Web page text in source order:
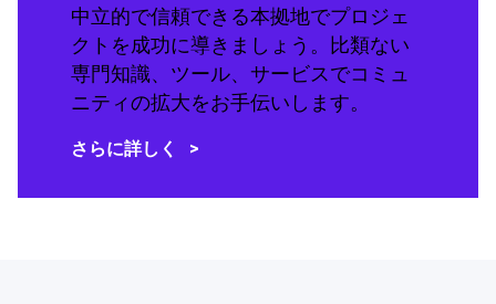
中立的で信頼できる本拠地でプロジェ
クトを成功に導きましょう。比類ない
専門知識、ツール、サービスでコミュ
ニティの拡大をお手伝いします。
さらに詳しく